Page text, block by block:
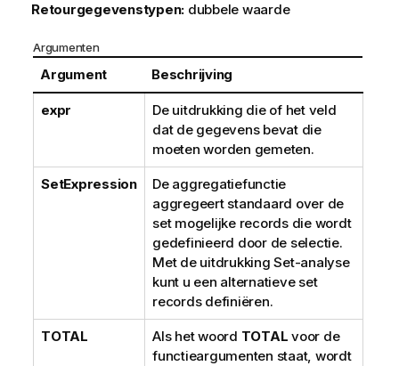
Retourgegevenstypen: dubbele waarde
Argumenten
Argument Beschrijving
expr
De uitdrukking die of het veld
dat de gegevens bevat die
moeten worden gemeten.
SetExpression
De aggregatiefunctie
aggregeert standaard over de
set mogelijke records die wordt
gedefinieerd door de selectie.
Met de uitdrukking Set-analyse
kunt u een alternatieve set
records definiëren.
TOTAL Als het woord TOTAL voor de
functieargumenten staat, wordt